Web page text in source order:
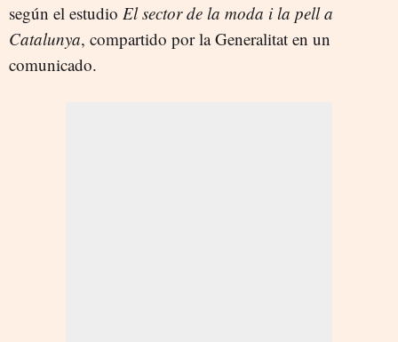
según el estudio El sector de la moda i la pell a
Catalunya, compartido por la Generalitat en un
comunicado.